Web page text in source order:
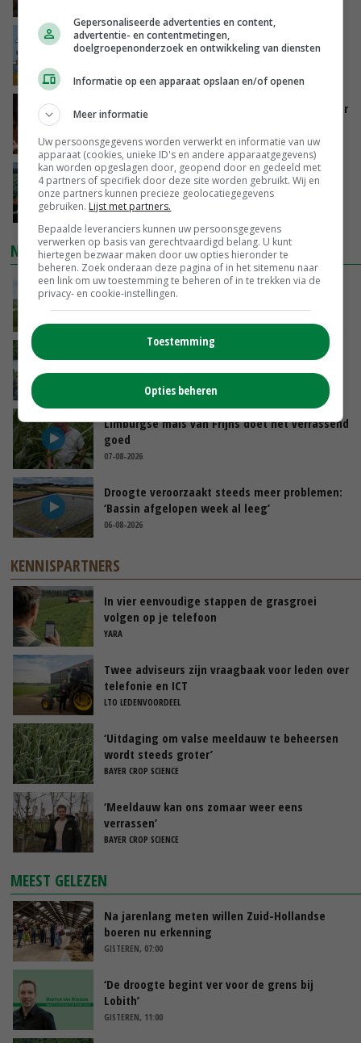
Internationale vraag naar geitenzuivel blijft
groot: Nederland in Europese top
Vlaamse varkensstapel krimpt, pluimveesector
GISTEREN, 15:20
‘Cijfer jezelf niet weg en doe vooral ook waar
je gelukkig van wordt’
GISTEREN, 13:31
NIEUWSTE VIDEO'S
POAH!: John Deere 7730
Oekraïne-vlogger Kees Huizinga: ‘Bezoek van
de ambassade mag zelf groente plukken’
Limburgse mais van Frijns doet het verrassend
goed
07-08-2026
Droogte veroorzaakt steeds meer problemen:
‘Bassin afgelopen week al leeg’
06-08-2026
KENNISPARTNERS
In vier eenvoudige stappen de grasgroei
volgen op je telefoon
YARA
Twee adviseurs zijn vraagbaak voor leden over
telefonie en ICT
LTO LEDENVOORDEEL
‘Uitdaging om valse meeldauw te beheersen
wordt steeds groter’
BAYER CROP SCIENCE
‘Meeldauw kan ons zomaar weer eens
verrassen’
BAYER CROP SCIENCE
MEEST GELEZEN
Na jarenlang meten willen Zuid-Hollandse
boeren nu erkenning
GISTEREN, 07:00
‘De droogte begint ver voor de grens bij
Lobith’
GISTEREN, 11:00
Gepersonaliseerde advertenties en content,
advertentie- en contentmetingen,
doelgroepenonderzoek en ontwikkeling van diensten
Informatie op een apparaat opslaan en/of openen
Meer informatie
Uw persoonsgegevens worden verwerkt en informatie van uw
apparaat (cookies, unieke ID's en andere apparaatgegevens)
kan worden opgeslagen door, geopend door en gedeeld met
4 partners of specifiek door deze site worden gebruikt. Wij en
onze partners kunnen precieze geolocatiegegevens
gebruiken. Lijst met partners.
Bepaalde leveranciers kunnen uw persoonsgegevens
verwerken op basis van gerechtvaardigd belang. U kunt
hiertegen bezwaar maken door uw opties hieronder te
beheren. Zoek onderaan deze pagina of in het sitemenu naar
een link om uw toestemming te beheren of in te trekken via de
privacy- en cookie-instellingen.
Toestemming
Opties beheren